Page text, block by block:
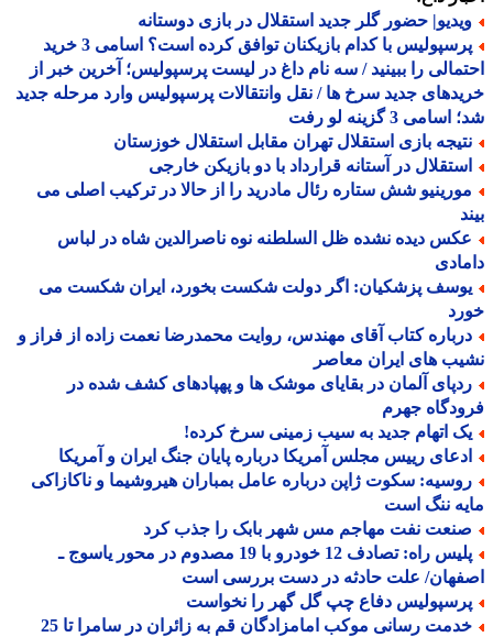
حضور گلر جدید استقلال در بازی دوستانه
پرسپولیس با کدام بازیکنان توافق کرده است؟ اسامی 3 خرید
را ببینید / سه نام داغ در لیست پرسپولیس؛ آخرین خبر از
جدید سرخ ها / نقل وانتقالات پرسپولیس وارد مرحله جدید
3 گزینه لو رفت
بازی استقلال تهران مقابل استقلال خوزستان
در آستانه قرارداد با دو بازیکن خارجی
شش ستاره رئال مادرید را از حالا در ترکیب اصلی می
دیده نشده ظل السلطنه نوه ناصرالدین شاه در لباس
پزشکیان: اگر دولت شکست بخورد، ایران شکست می
کتاب آقای مهندس، روایت محمدرضا نعمت زاده از فراز و
های ایران معاصر
آلمان در بقایای موشک ها و پهپادهای کشف شده در
جهرم
اتهام جدید به سیب زمینی سرخ کرده!
رییس مجلس آمریکا درباره پایان جنگ ایران و آمریکا
سکوت ژاپن درباره عامل بمباران هیروشیما و ناکازاکی
ننگ است
نفت مهاجم مس شهر بابک را جذب کرد
پلیس راه: تصادف 12 خودرو با 19 مصدوم در محور یاسوج ـ
علت حادثه در دست بررسی است
دفاع چپ گل گهر را نخواست
خدمت رسانی موکب امامزادگان قم به زائران در سامرا تا 25